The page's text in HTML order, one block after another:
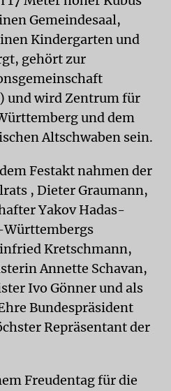
Gemeindesaal,
Kindergarten und
gehört zur
und wird Zentrum für
und dem
Altschwaben sein.
Festakt nahmen der
, Dieter Graumann,
Yakov Hadas-
Württembergs
Kretschmann,
Annette Schavan,
Ivo Gönner und als
Bundespräsident
Repräsentant der
Freudentag für die